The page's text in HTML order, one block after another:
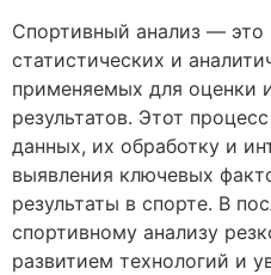
Спортивный анализ — это
статистических и
применяемых для оценки
результатов. Этот
данных, их обработку и
выявления ключевых
результаты в спорте. В
спортивному анализу
развитием технологий и